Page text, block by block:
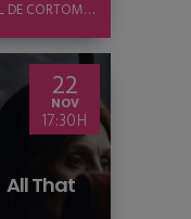
CONCURSO INTERNACIONAL DE CORTOMETRAJE
22
NOV
17:30
All That